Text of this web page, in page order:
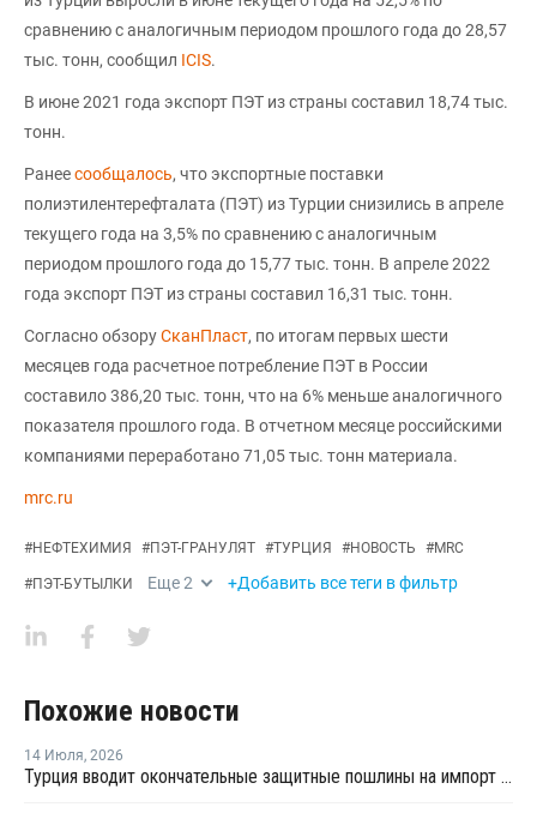
сравнению с аналогичным периодом прошлого года до 28,57
тыс. тонн, сообщил ICIS.
В июне 2021 года экспорт ПЭТ из страны составил 18,74 тыс.
тонн.
Ранеесообщалось, что экспортные поставки
полиэтилентерефталата (ПЭТ) из Турции снизились в апреле
текущего года на 3,5% по сравнению с аналогичным
периодом прошлого года до 15,77 тыс. тонн. В апреле 2022
года экспорт ПЭТ из страны составил 16,31 тыс. тонн.
Согласно обзоруСканПласт, по итогам первых шести
месяцев года расчетное потребление ПЭТ в России
составило 386,20 тыс. тонн, что на 6% меньше аналогичного
показателя прошлого года. В отчетном месяце российскими
компаниями переработано 71,05 тыс. тонн материала.
mrc.ru
#НЕФТЕХИМИЯ #ПЭТ-ГРАНУЛЯТ #ТУРЦИЯ #НОВОСТЬ #MRC
#ПЭТ-БУТЫЛКИ Еще2 +Добавить все теги в фильтр
Похожие новости
14 Июля, 2026
Турция вводит окончательные защитные пошлины на импорт ПЭТ-гранулята